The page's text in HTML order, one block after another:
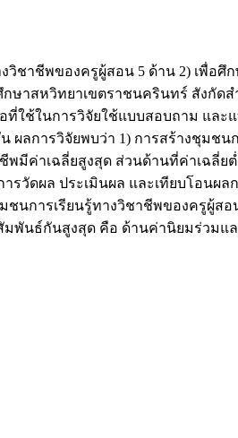
พของครูผู้สอน 5 ด้าน 2) เพื่อศึก
าสหวิทยาเขตราชนครินทร์ สังกัด
ที่ใช้ในการวิจัยใช้แบบสอบถาม แ
ผลการวิจัยพบว่า 1) การสร้างชุม
มีค่าเฉลี่ยสูงสุด ส่วนด้านที่ค่าเฉลี่
ดผล ประเมินผล และเทียบโอนผ
นการเรียนรู้ทางวิชาชีพของครูผู้ส
พันธ์กันสูงสุด คือ ด้านค่านิยมร่วม